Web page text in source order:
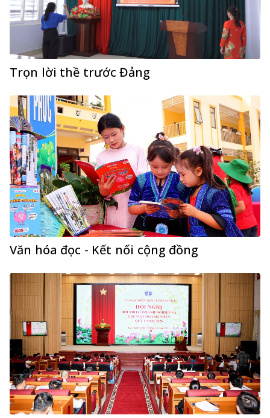
Trọn lời thề trước Đảng
Văn hóa đọc - Kết nối cộng đồng